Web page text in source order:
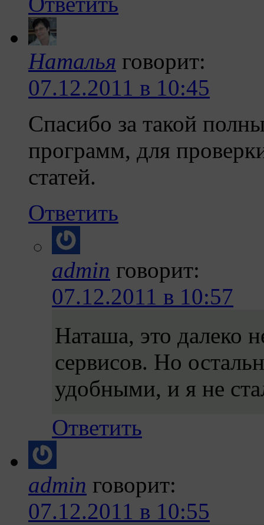
Наталья говорит:
07.12.2011 в 10:45
Спасибо за такой
программ, для
статей.
Ответить
admin говорит:
07.12.2011 в 10:57
Наташа, это далеко
сервисов. Но
удобными, и я не
Ответить
admin говорит:
07.12.2011 в 10:55